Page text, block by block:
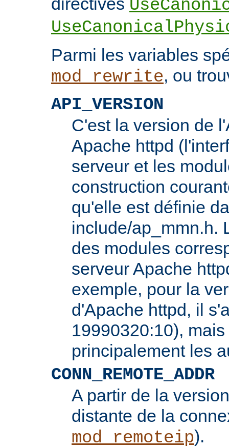
Parmi les variables
mod_rewrite, ou
API_VERSION
C'est la version de
Apache httpd
serveur et les
construction
qu'elle est définie
include/ap_mmn.h.
des modules
serveur Apache
exemple, pour la
d'Apache httpd, il
19990320:10),
principalement les
CONN_REMOTE_ADDR
A partir de la
distante de la
mod_remoteip).